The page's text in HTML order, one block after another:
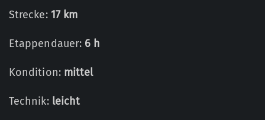
Strecke: 17 km
Etappendauer: 6 h
Kondition: mittel
Technik: leicht